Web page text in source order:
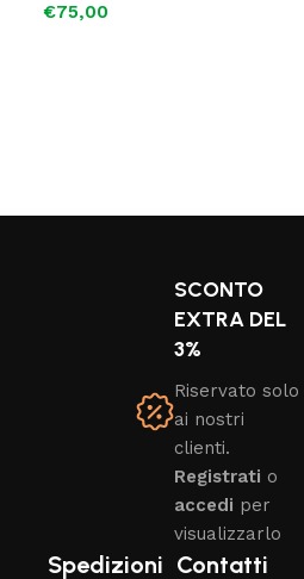
€75,00
SCONTO
EXTRA DEL
3%
Riservato solo
ai nostri
clienti.
Registrati o
accedi per
visualizzarlo
Spedizioni Contatti